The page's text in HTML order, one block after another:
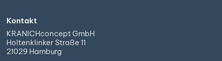
Kontakt
KRANICHconcept GmbH
Holtenklinker Straße 11
21029 Hamburg